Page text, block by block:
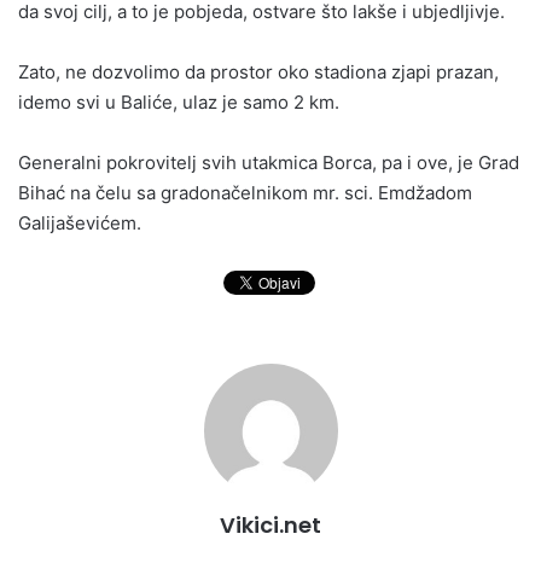
da svoj cilj, a to je pobjeda, ostvare što lakše i ubjedljivje.
Zato, ne dozvolimo da prostor oko stadiona zjapi prazan,
idemo svi u Baliće, ulaz je samo 2 km.
Generalni pokrovitelj svih utakmica Borca, pa i ove, je Grad
Bihać na čelu sa gradonačelnikom mr. sci. Emdžadom
Galijaševićem.
Vikici.net